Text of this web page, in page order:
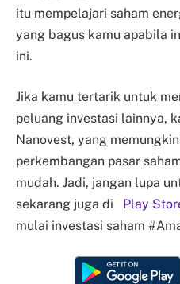
itu mempelajari saham
yang bagus kamu apabila
ini.
Jika kamu tertarik untuk
peluang investasi lainnya,
Nanovest, yang
perkembangan pasar
mudah. Jadi, jangan lupa
sekarang juga di Play
mulai investasi saham